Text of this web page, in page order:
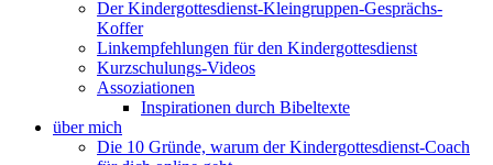
Der Kindergottesdienst-Kleingruppen-Gesprächs-
Koffer
Linkempfehlungen für den Kindergottesdienst
Kurzschulungs-Videos
Assoziationen
Inspirationen durch Bibeltexte
über mich
Die 10 Gründe, warum der Kindergottesdienst-Coach